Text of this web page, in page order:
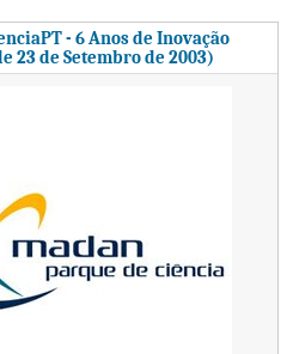
- 6 Anos de Inovação
23 de Setembro de 2003)